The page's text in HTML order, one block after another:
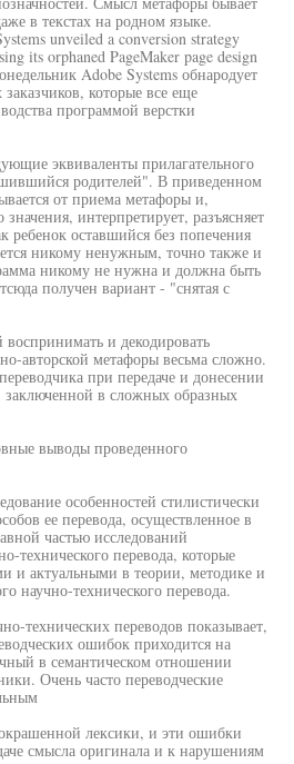
в текстах на родном языке.
unveiled a conversion strategy
its orphaned PageMaker page design
Adobe Systems обнародует
заказчиков, которые все еще
программой верстки
эквиваленты прилагательного
родителей". В приведенном
от приема метафоры и,
значения, интерпретирует, разъясняет
ребенок оставшийся без попечения
никому ненужным, точно также и
никому не нужна и должна быть
получен вариант - "снятая с
и декодировать
авторской метафоры весьма сложно.
при передаче и донесении
в сложных образных
выводы проведенного
особенностей стилистически
ее перевода, осуществленное в
частью исследований
технического перевода, которые
и актуальными в теории, методике и
научно-технического перевода.
технических переводов показывает,
ошибок приходится на
в семантическом отношении
Очень часто переводческие
лексики, и эти ошибки
смысла оригинала и к нарушениям